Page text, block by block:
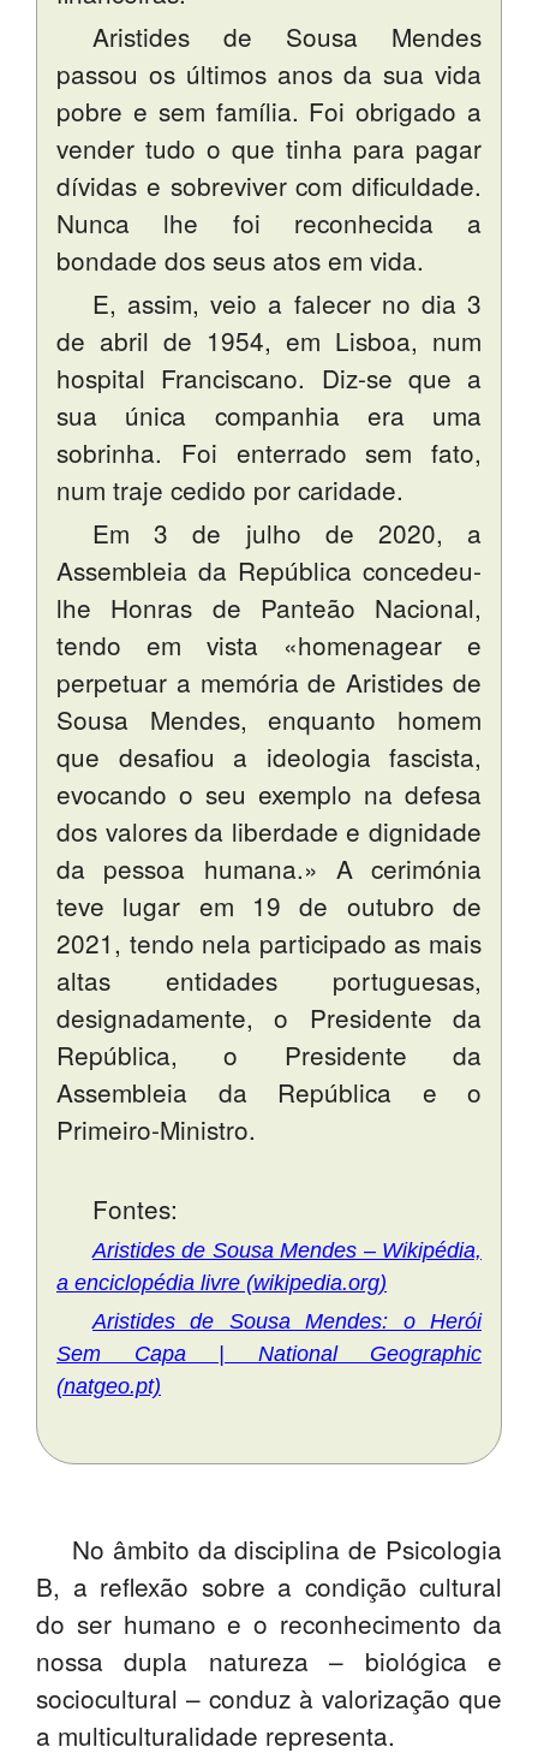
Aristides de Sousa Mendes
passou os últimos anos da sua vida
pobre e sem família. Foi obrigado a
vender tudo o que tinha para pagar
dívidas e sobreviver com dificuldade.
Nunca lhe foi reconhecida a
bondade dos seus atos em vida.
E, assim, veio a falecer no dia 3
de abril de 1954, em Lisboa, num
hospital Franciscano. Diz-se que a
sua única companhia era uma
sobrinha. Foi enterrado sem fato,
num traje cedido por caridade.
Em 3 de julho de 2020, a
Assembleia da República concedeu-
lhe Honras de Panteão Nacional,
tendo em vista «homenagear e
perpetuar a memória de Aristides de
Sousa Mendes, enquanto homem
que desafiou a ideologia fascista,
evocando o seu exemplo na defesa
dos valores da liberdade e dignidade
da pessoa humana.» A cerimónia
teve lugar em 19 de outubro de
2021, tendo nela participado as mais
altas entidades portuguesas,
designadamente, o Presidente da
República, o Presidente da
Assembleia da República e o
Primeiro-Ministro.
Fontes:
Aristides de Sousa Mendes – Wikipédia,
a enciclopédia livre (wikipedia.org)
Aristides de Sousa Mendes: o Herói
Sem Capa | National Geographic
(natgeo.pt)
No âmbito da disciplina de Psicologia
B, a reflexão sobre a condição cultural
do ser humano e o reconhecimento da
nossa dupla natureza – biológica e
sociocultural – conduz à valorização que
a multiculturalidade representa.